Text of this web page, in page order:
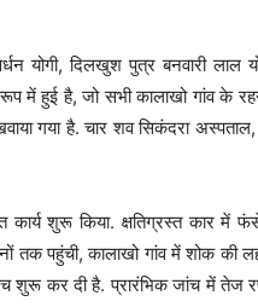
योगी, दिलखुश पुत्र बनवारी लाल
में हुई है, जो सभी कालाखो गांव के
गया है. चार शव सिकंदरा
शुरू किया. क्षतिग्रस्त कार में
तक पहुंची, कालाखो गांव में शोक की
शुरू कर दी है. प्रारंभिक जांच में तेज